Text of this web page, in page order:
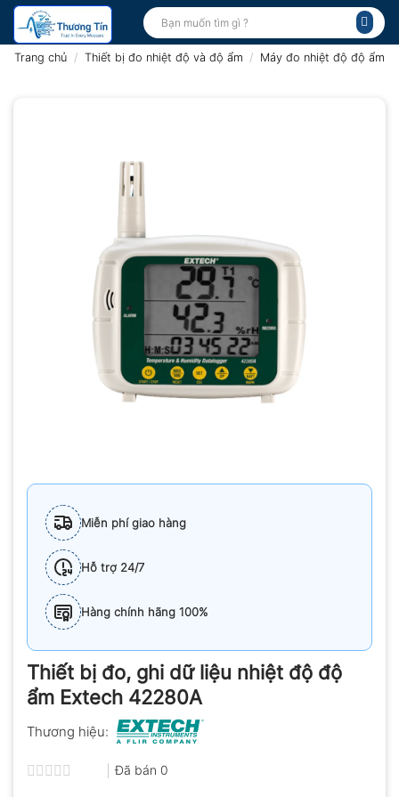
Bỏ
qua
nội
Tìm
kiếm:
Trang chủ / Thiết bị đo nhiệt độ và độ ẩm / Máy đo nhiệt độ độ ẩm
Miễn phí giao hàng
Hỗ trợ 24/7
Hàng chính hãng 100%
Thiết bị đo, ghi dữ liệu nhiệt độ độ
ẩm Extech 42280A
Thương hiệu:
Đã bán 0